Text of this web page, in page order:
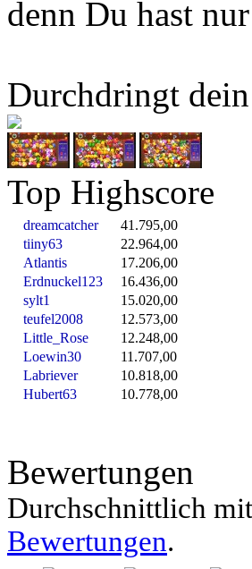
denn Du hast
Durchdringt
Top Highscore
dreamcatcher
41.795,00
tiiny63
22.964,00
Atlantis
17.206,00
Erdnuckel123
16.436,00
sylt1
15.020,00
teufel2008
12.573,00
Little_Rose
12.248,00
Loewin30
11.707,00
Labriever
10.818,00
Hubert63
10.778,00
Bewertungen
Durchschnittlich mit
Bewertungen.